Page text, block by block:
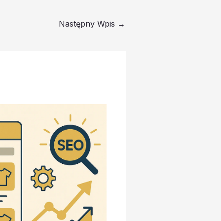
Następny Wpis →